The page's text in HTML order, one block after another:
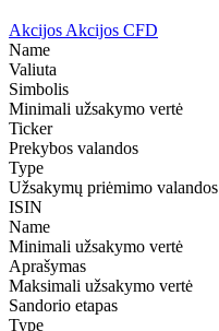
Akcijos Akcijos CFD
Name
Valiuta
Simbolis
Minimali užsakymo vertė
Ticker
Prekybos valandos
Type
Užsakymų priėmimo valandos
ISIN
Name
Minimali užsakymo vertė
Aprašymas
Maksimali užsakymo vertė
Sandorio etapas
Type